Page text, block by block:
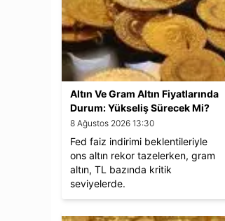
Altın Ve Gram Altın Fiyatlarında
Durum: Yükseliş Sürecek Mi?
8 Ağustos 2026 13:30
Fed faiz indirimi beklentileriyle
ons altın rekor tazelerken, gram
altın, TL bazında kritik
seviyelerde.